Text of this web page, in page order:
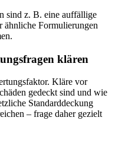
sind z. B. eine auffällige
ähnliche Formulierungen
klären
Kläre vor
gedeckt sind und wie
Standarddeckung
– frage daher gezielt